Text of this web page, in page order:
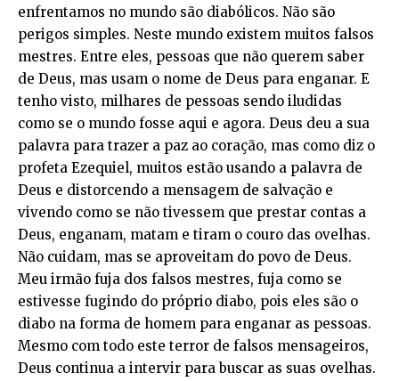
enfrentamos no mundo são diabólicos. Não são
perigos simples. Neste mundo existem muitos falsos
mestres. Entre eles, pessoas que não querem saber
de Deus, mas usam o nome de Deus para enganar. E
tenho visto, milhares de pessoas sendo iludidas
como se o mundo fosse aqui e agora. Deus deu a sua
palavra para trazer a paz ao coração, mas como diz o
profeta Ezequiel, muitos estão usando a palavra de
Deus e distorcendo a mensagem de salvação e
vivendo como se não tivessem que prestar contas a
Deus, enganam, matam e tiram o couro das ovelhas.
Não cuidam, mas se aproveitam do povo de Deus.
Meu irmão fuja dos falsos mestres, fuja como se
estivesse fugindo do próprio diabo, pois eles são o
diabo na forma de homem para enganar as pessoas.
Mesmo com todo este terror de falsos mensageiros,
Deus continua a intervir para buscar as suas ovelhas.